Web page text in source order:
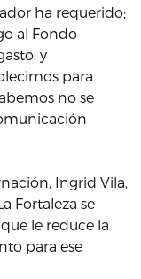
ha requerido;
al Fondo
y
para
no se
Ingrid Vila,
Fortaleza se
le reduce la
para ese